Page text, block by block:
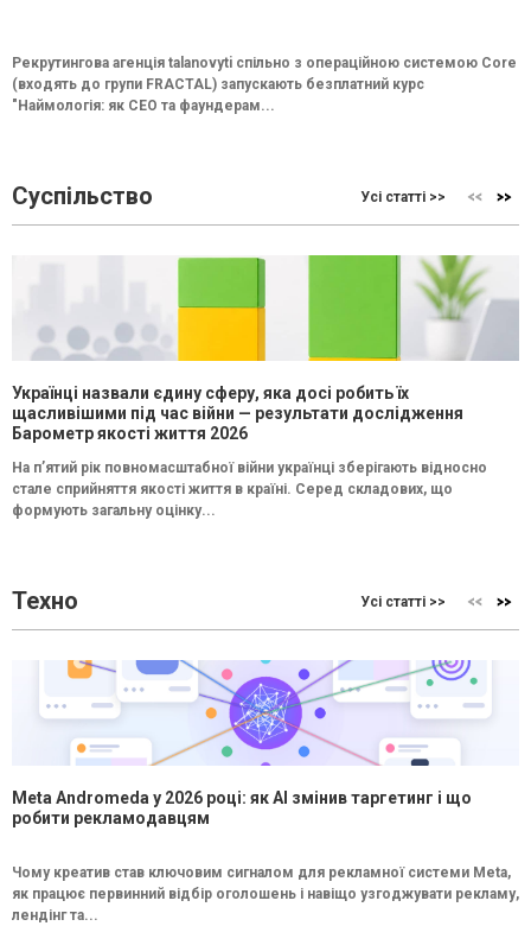
Рекрутингова агенція talanovyti спільно з операційною системою Core
(входять до групи FRACTAL) запускають безплатний курс
"Наймологія: як СEO та фаундерам...
Суспільство Усі статті >>
Українці назвали єдину сферу, яка досі робить їх
щасливішими під час війни — результати дослідження
Барометр якості життя 2026
На п’ятий рік повномасштабної війни українці зберігають відносно
стале сприйняття якості життя в країні. Серед складових, що
формують загальну оцінку...
Техно Усі статті >>
Meta Andromeda у 2026 році: як AI змінив таргетинг і що
робити рекламодавцям
Чому креатив став ключовим сигналом для рекламної системи Meta,
як працює первинний відбір оголошень і навіщо узгоджувати рекламу,
лендінг та...